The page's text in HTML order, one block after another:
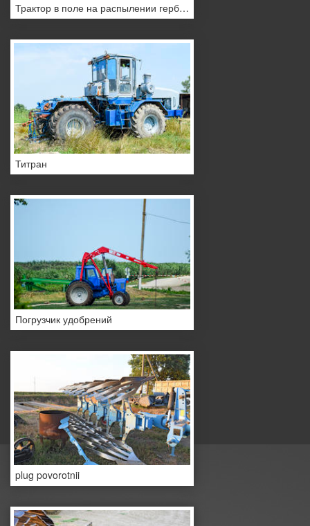
Трактор в поле на распылении гербицидов, Краснодарский край, Россия
Титран
Погрузчик удобрений
plug povorotnii